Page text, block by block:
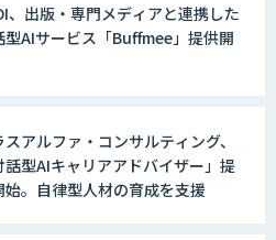
、出版・専門メディアと連携した
型AIサービス「Buffmee」提供開
スアルファ・コンサルティング、
話型AIキャリアアドバイザー」提
始。自律型人材の育成を支援